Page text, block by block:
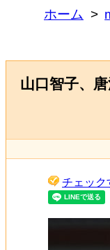
ホーム
山口智子、
チェック